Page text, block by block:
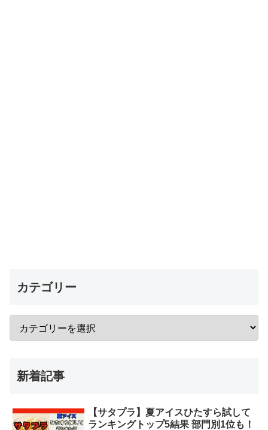
カテゴリー
新着記事
【サタプラ】夏アイスひたすら試して
ランキングトップ5結果 部門別1位も！